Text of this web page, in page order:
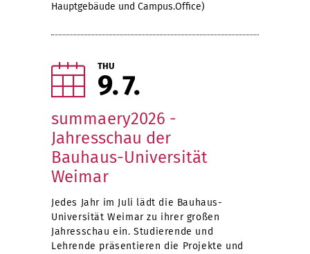
Hauptgebäude und Campus.Office)
THU
9 7
summaery2026 -
Jahresschau der
Bauhaus-Universität
Weimar
Jedes Jahr im Juli lädt die Bauhaus-
Universität Weimar zu ihrer großen
Jahresschau ein. Studierende und
Lehrende präsentieren die Projekte und